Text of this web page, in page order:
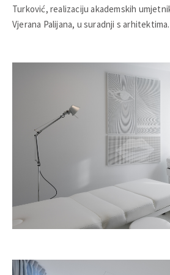
Turković, realizaciju akademskih
Vjerana Palijana, u suradnji s arhitektima.